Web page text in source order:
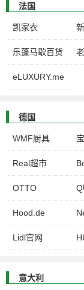
法国
凯家衣
乐蓬马歇百货
eLUXURY.me
德国
WMF厨具
Real超市
OTTO
Hood.de
Lidl官网
意大利